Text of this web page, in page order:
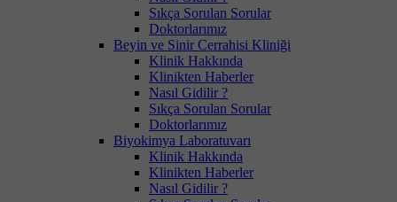
Sıkça Sorulan Sorular
Doktorlarımız
Beyin ve Sinir Cerrahisi Kliniği
Klinik Hakkında
Klinikten Haberler
Nasıl Gidilir ?
Sıkça Sorulan Sorular
Doktorlarımız
Biyokimya Laboratuvarı
Klinik Hakkında
Klinikten Haberler
Nasıl Gidilir ?